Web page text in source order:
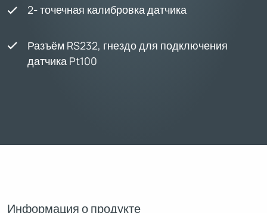
2- точечная калибровка датчика
Разъём RS232, гнездо для подключения
датчика Pt100
Информация о продукте